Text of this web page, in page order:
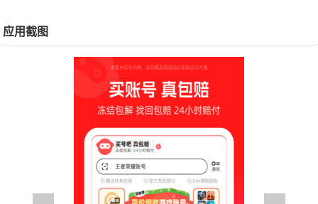
应用截图